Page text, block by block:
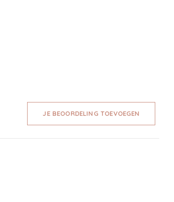
JE BEOORDELING TOEVOEGEN